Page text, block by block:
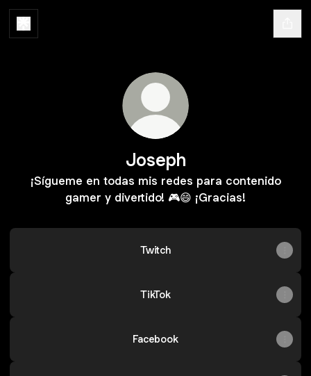
Joseph
¡Sígueme en todas mis redes para contenido
gamer y divertido! 🎮😄 ¡Gracias!
Twitch
TikTok
Facebook